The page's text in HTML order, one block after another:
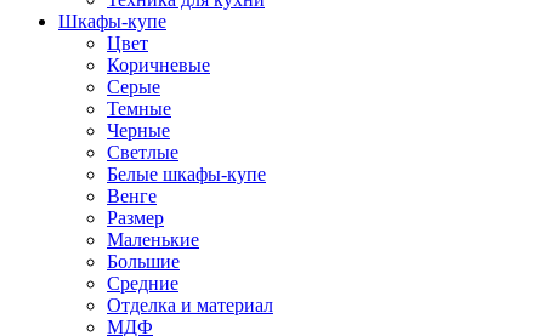
Шкафы-купе
Цвет
Коричневые
Серые
Темные
Черные
Светлые
Белые шкафы-купе
Венге
Размер
Маленькие
Большие
Средние
Отделка и материал
МДФ